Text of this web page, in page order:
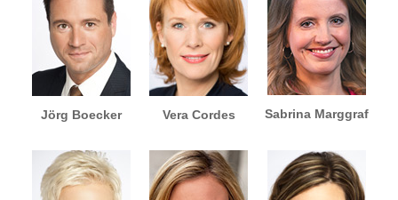
Jörg Boecker Vera Cordes Sabrina Marggraf